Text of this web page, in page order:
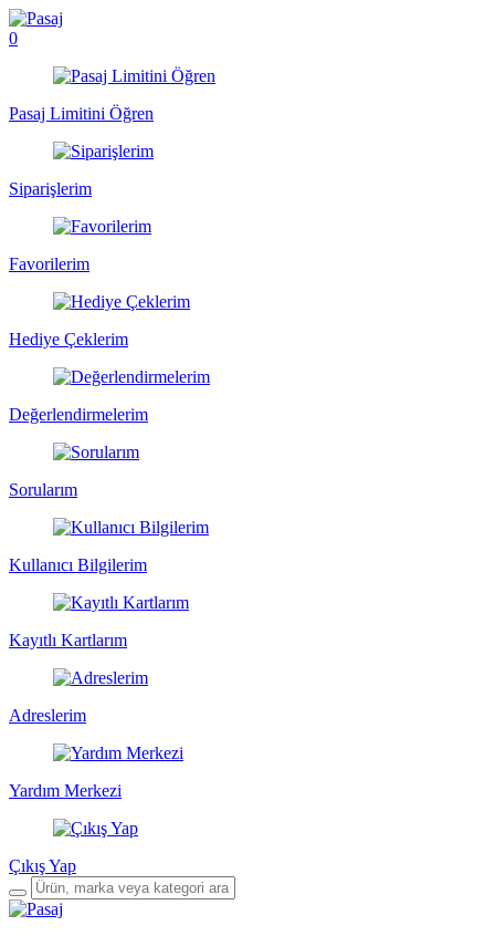
0
Pasaj Limitini Öğren
Siparişlerim
Favorilerim
Hediye Çeklerim
Değerlendirmelerim
Sorularım
Kullanıcı Bilgilerim
Kayıtlı Kartlarım
Adreslerim
Yardım Merkezi
Çıkış Yap